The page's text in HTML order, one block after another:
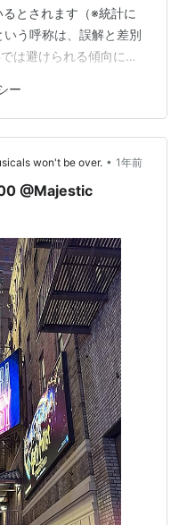
とされます（※統計に
う呼称は、誤解と差別
は避けられる傾向にあ
る課題と希望の兆しに
族の起源とブルガリア
策（1946–1989） 民主
会におけるロマへの視
の中から EU加盟とそ
ー
won't be over. • 1年前
@Majestic